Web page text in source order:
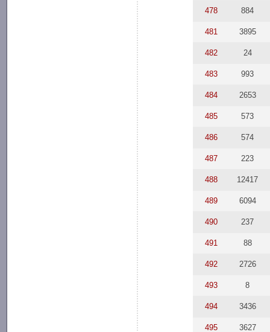
478 884
481 3895
482 24
483 993
484 2653
485 573
486 574
487 223
488 12417
489 6094
490 237
491 88
492 2726
493 8
494 3436
495 3627